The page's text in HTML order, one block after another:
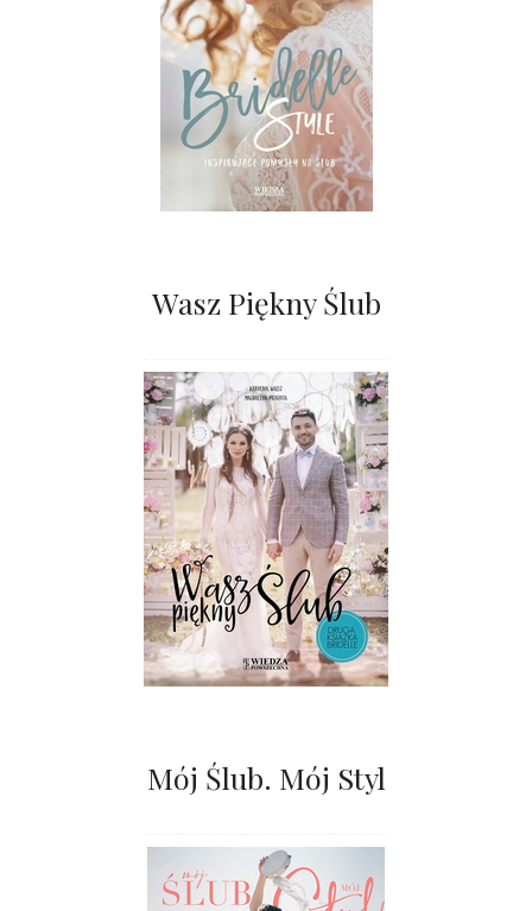
Wasz Piękny Ślub
Mój Ślub. Mój Styl